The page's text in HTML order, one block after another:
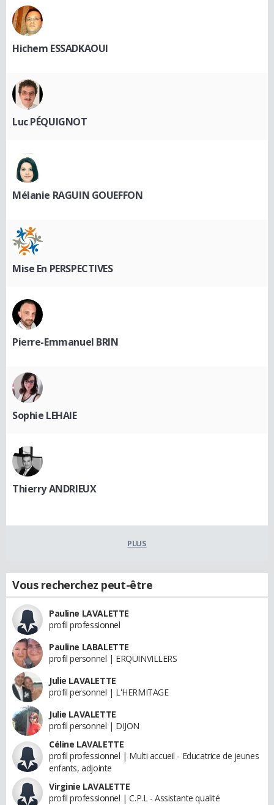
Hichem ESSADKAOUI
Luc PÉQUIGNOT
Mélanie RAGUIN GOUEFFON
Mise En PERSPECTIVES
Pierre-Emmanuel BRIN
Sophie LEHAIE
Thierry ANDRIEUX
PLUS
Vous recherchez peut-être
Pauline LAVALETTE
profil professionnel
Pauline LABALETTE
profil personnel | ERQUINVILLERS
Julie LAVALETTE
profil personnel | L'HERMITAGE
Julie LAVALETTE
profil personnel | DIJON
Céline LAVALETTE
profil professionnel | Multi accueil - Educatrice de jeunes
enfants, adjointe
Virginie LAVALETTE
profil professionnel | C.P.L - Assistante qualité